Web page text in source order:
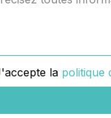
la politique